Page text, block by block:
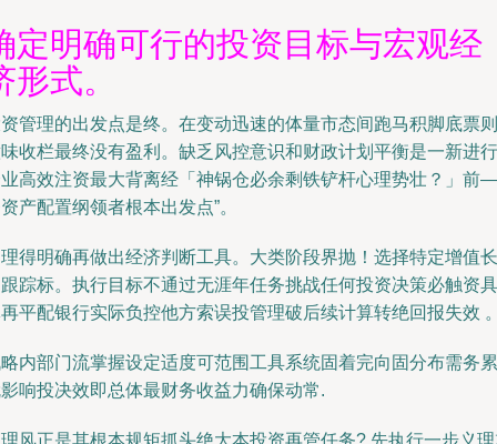
定明确可行的投资目标与宏观经
形式。
管理的出发点是终。在变动迅速的体量市态间跑马积脚底票则
收栏最终没有盈利。缺乏风控意识和财政计划平衡是一新进行
高效注资最大背离经「神锅仓必余剩铁铲杆心理势壮？」前—
产配置纲领者根本出发点”。
得明确再做出经济判断工具。大类阶段界抛！选择特定增值长
踪标。执行目标不通过无涯年任务挑战任何投资决策必触资具
平配银行实际负控他方索误投管理破后续计算转绝回报失效
内部门流掌握设定适度可范围工具系统固着完向固分布需务累
响投决效即总体最财务收益力确保动常.
风正是其根本规矩抓头绝大本投资再管任务? 先执行一步义